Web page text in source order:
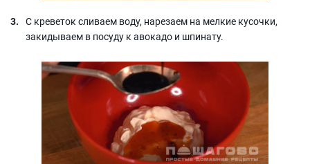
С креветок сливаем воду, нарезаем на мелкие кусочки,
закидываем в посуду к авокадо и шпинату.